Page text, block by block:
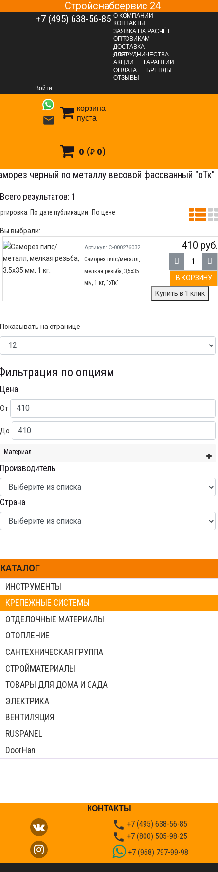
Стройснабсервис 24
+7 (495) 638-56-85 О КОМПАНИИ
КОНТАКТЫ
ЗАЯВКА НА РАСЧЁТ
ОПТОВИКАМ
ДОСТАВКА
ДЛЯ СОТРУДНИЧЕСТВА
АКЦИИ
ГАРАНТИИ
ОПЛАТА
БРЕНДЫ
ОТЗЫВЫ
Войти

корзина
пуста
0 (₽ 0)
Саморезы, шурупы
Саморезы для крепления гипсокартона
Саморезы PH чёрные по металлу (мелкий шаг)
Саморез черный по металлу весовой фасованный "оТк"
черный по металлу весовой фасованный "оТк"
Всего результатов: 1
По дате публикации По цене
Вы выбрали:
Артикул: С-000276032
Саморез гипс/металл,
мелкая резьба, 3,5х35
мм, 1 кг, "оТк"
410 руб.
В КОРЗИНУ
Купить в 1 клик
Показывать на странице
по опциям
Цена
От
До
Материал
Производитель
Страна
КАТАЛОГ
ИНСТРУМЕНТЫ
КРЕПЕЖНЫЕ СИСТЕМЫ
ОТДЕЛОЧНЫЕ МАТЕРИАЛЫ
ОТОПЛЕНИЕ
САНТЕХНИЧЕСКАЯ ГРУППА
СТРОЙМАТЕРИАЛЫ
ТОВАРЫ ДЛЯ ДОМА И САДА
ЭЛЕКТРИКА
ВЕНТИЛЯЦИЯ
RUSPANEL
DoorHan
КОНТАКТЫ
 +7 (495) 638-56-85
 +7 (800) 505-98-25
+7 (968) 797-99-98